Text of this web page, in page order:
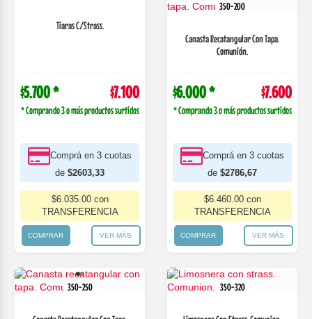
Tiaras C/Strass.
$5.700 * $7.100
* Comprando 3 o más productos surtidos
Comprá en 3 cuotas
de $2603,33
$6.035.00 con
TRANSFERENCIA
COMPRAR VER MÁS
350-200
Canasta Recatangular Con Tapa.
Comunión.
$6.000 * $7.600
* Comprando 3 o más productos surtidos
Comprá en 3 cuotas
de $2786,67
$6.460.00 con
TRANSFERENCIA
COMPRAR VER MÁS
350-250 350-320